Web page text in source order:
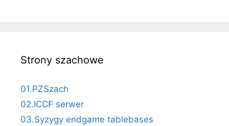
Strony szachowe
01.PZSzach
02.ICCF serwer
03.Syzygy endgame tablebases